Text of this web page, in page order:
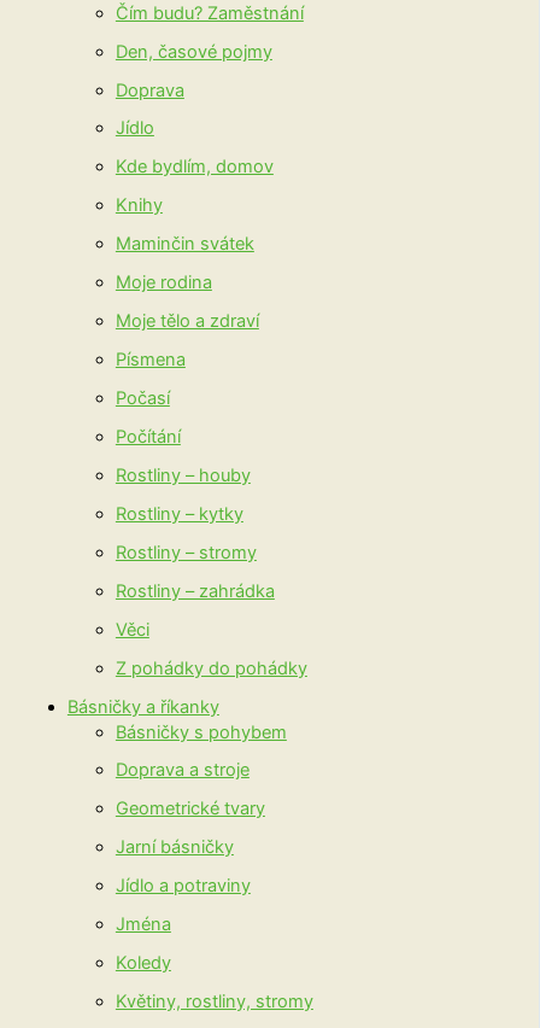
Čím budu? Zaměstnání
Den, časové pojmy
Doprava
Jídlo
Kde bydlím, domov
Knihy
Maminčin svátek
Moje rodina
Moje tělo a zdraví
Písmena
Počasí
Počítání
Rostliny – houby
Rostliny – kytky
Rostliny – stromy
Rostliny – zahrádka
Věci
Z pohádky do pohádky
Básničky a říkanky
Básničky s pohybem
Doprava a stroje
Geometrické tvary
Jarní básničky
Jídlo a potraviny
Jména
Koledy
Květiny, rostliny, stromy